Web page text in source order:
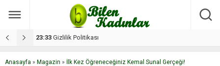
17:08 Dilan, düğününe 5 gün kala hayatını kaybetti
Anasayfa » Magazin » İlk Kez Öğreneceğiniz Kemal Sunal Gerçeği!